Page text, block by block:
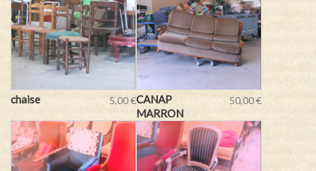
chaise 5,00 €CANAP
MARRON
50,00 €